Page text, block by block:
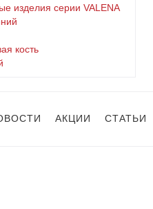
изделия серии VALENA
кость
АКЦИИ СТАТЬИ